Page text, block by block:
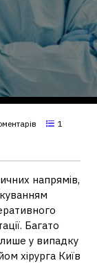
1
напрямів,
Багато
лише у випадку
хірурга Київ